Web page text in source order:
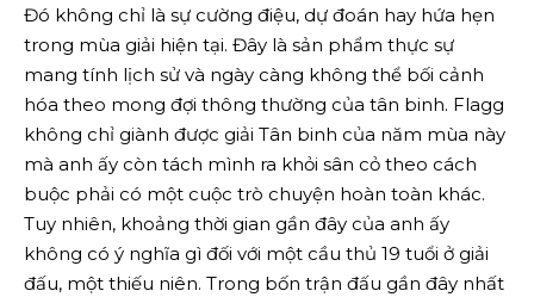
Đó không chỉ là sự cường điệu, dự đoán hay hứa hẹn
trong mùa giải hiện tại. Đây là sản phẩm thực sự
mang tính lịch sử và ngày càng không thể bối cảnh
hóa theo mong đợi thông thường của tân binh. Flagg
không chỉ giành được giải Tân binh của năm mùa này
mà anh ấy còn tách mình ra khỏi sân cỏ theo cách
buộc phải có một cuộc trò chuyện hoàn toàn khác.
Tuy nhiên, khoảng thời gian gần đây của anh ấy
không có ý nghĩa gì đối với một cầu thủ 19 tuổi ở giải
đấu, một thiếu niên. Trong bốn trận đấu gần đây nhất